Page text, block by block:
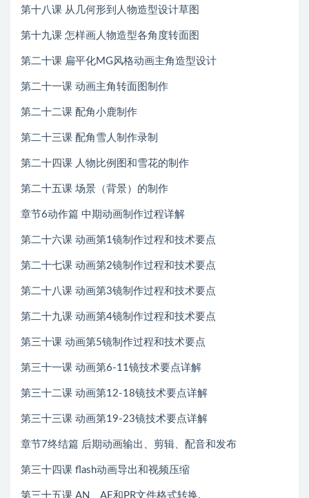
第十八课 从几何形到人物造型设计草图
第十九课 怎样画人物造型各角度转面图
第二十课 扁平化MG风格动画主角造型设计
第二十一课 动画主角转面图制作
第二十二课 配角小鹿制作
第二十三课 配角雪人制作录制
第二十四课 人物比例图和雪花的制作
第二十五课 场景（背景）的制作
章节6动作篇 中期动画制作过程详解
第二十六课 动画第1镜制作过程和技术要点
第二十七课 动画第2镜制作过程和技术要点
第二十八课 动画第3镜制作过程和技术要点
第二十九课 动画第4镜制作过程和技术要点
第三十课 动画第5镜制作过程和技术要点
第三十一课 动画第6-11镜技术要点详解
第三十二课 动画第12-18镜技术要点详解
第三十三课 动画第19-23镜技术要点详解
章节7终结篇 后期动画输出、剪辑、配音和发布
第三十四课 flash动画导出和视频压缩
第三十五课 AN、AE和PR文件格式转换.